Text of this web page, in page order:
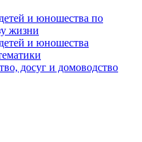
и юношества по
жизни
и юношества
досуг и домоводство